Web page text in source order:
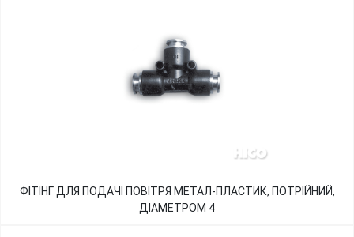
ФІТІНГ ДЛЯ ПОДАЧІ ПОВІТРЯ МЕТАЛ-ПЛАСТИК, ПОТРІЙНИЙ,
ДІАМЕТРОМ 4